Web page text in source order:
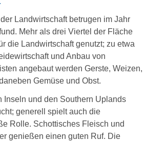
Landwirtschaft betrugen im Jahr
Mehr als drei Viertel der Fläche
die Landwirtschaft genutzt; zu etwa
und Anbau von
angebaut werden Gerste, Weizen,
Gemüse und Obst.
Inseln und den Southern Uplands
generell spielt auch die
Rolle. Schottisches Fleisch und
genießen einen guten Ruf. Die